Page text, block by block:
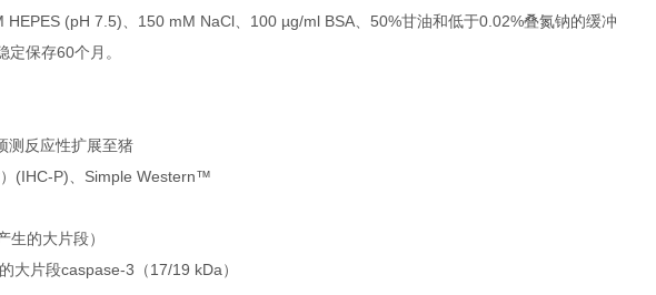
(pH 7.5)、150 mM NaCl、100 µg/ml BSA、50%甘油和低于0.02%叠氮钠的缓冲
保存60个月。
测反应性扩展至猪
(IHC-P)、Simple Western™
的大片段）
大片段caspase-3（17/19 kDa）